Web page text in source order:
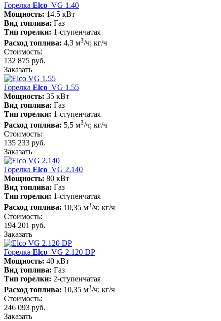
Горелка Elco VG 1.40
Мощность: 14.5 кВт
Вид топлива: Газ
Тип горелки: 1-ступенчатая
Расход топлива: 4,3 м3/ч; кг/ч
Стоимость:
132 875 руб.
Заказать
Горелка Elco VG 1.55
Мощность: 35 кВт
Вид топлива: Газ
Тип горелки: 1-ступенчатая
Расход топлива: 5,5 м3/ч; кг/ч
Стоимость:
135 233 руб.
Заказать
Горелка Elco VG 2.140
Мощность: 80 кВт
Вид топлива: Газ
Тип горелки: 1-ступенчатая
Расход топлива: 10,35 м3/ч; кг/ч
Стоимость:
194 201 руб.
Заказать
Горелка Elco VG 2.120 DP
Мощность: 40 кВт
Вид топлива: Газ
Тип горелки: 2-ступенчатая
Расход топлива: 10,35 м3/ч; кг/ч
Стоимость:
246 093 руб.
Заказать